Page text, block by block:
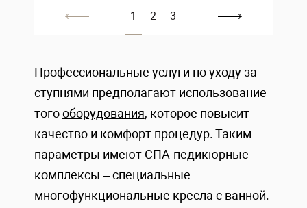
1 2 3
Профессиональные услуги по уходу за
ступнями предполагают использование
тогооборудования, которое повысит
качество и комфорт процедур. Таким
параметры имеют СПА-педикюрные
комплексы – специальные
многофункциональные кресла с ванной.